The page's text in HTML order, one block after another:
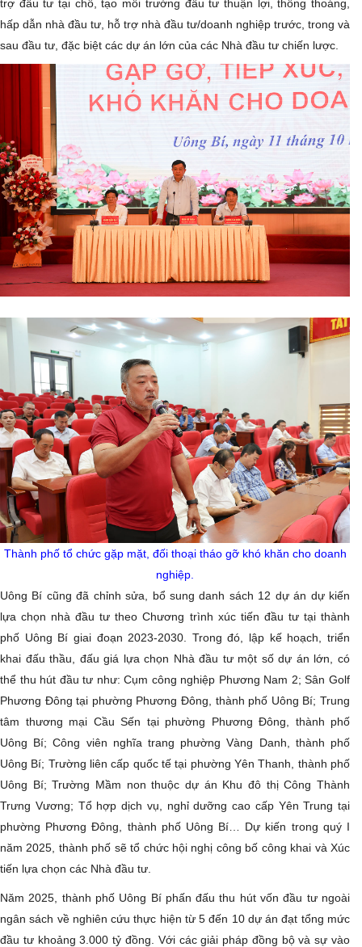
trợ đầu tư tại chỗ, tạo môi trường đầu tư thuận lợi, thông thoáng,
hấp dẫn nhà đầu tư, hỗ trợ nhà đầu tư/doanh nghiệp trước, trong và
sau đầu tư, đặc biệt các dự án lớn của các Nhà đầu tư chiến lược.
Thành phố tổ chức gặp mặt, đối thoại tháo gỡ khó khăn cho doanh
nghiệp.
Uông Bí cũng đã chỉnh sửa, bổ sung danh sách 12 dự án dự kiến
lựa chọn nhà đầu tư theo Chương trình xúc tiến đầu tư tại thành
phố Uông Bí giai đoạn 2023-2030. Trong đó, lập kế hoạch, triển
khai đấu thầu, đấu giá lựa chọn Nhà đầu tư một số dự án lớn, có
thể thu hút đầu tư như: Cụm công nghiệp Phương Nam 2; Sân Golf
Phương Đông tại phường Phương Đông, thành phố Uông Bí; Trung
tâm thương mại Cầu Sến tại phường Phương Đông, thành phố
Uông Bí; Công viên nghĩa trang phường Vàng Danh, thành phố
Uông Bí; Trường liên cấp quốc tế tại phường Yên Thanh, thành phố
Uông Bí; Trường Mầm non thuộc dự án Khu đô thị Công Thành
Trưng Vương; Tổ hợp dịch vụ, nghỉ dưỡng cao cấp Yên Trung tại
phường Phương Đông, thành phố Uông Bí… Dự kiến trong quý I
năm 2025, thành phố sẽ tổ chức hội nghị công bố công khai và Xúc
tiến lựa chọn các Nhà đầu tư.
Năm 2025, thành phố Uông Bí phấn đấu thu hút vốn đầu tư ngoài
ngân sách về nghiên cứu thực hiện từ 5 đến 10 dự án đạt tổng mức
đầu tư khoảng 3.000 tỷ đồng. Với các giải pháp đồng bộ và sự vào